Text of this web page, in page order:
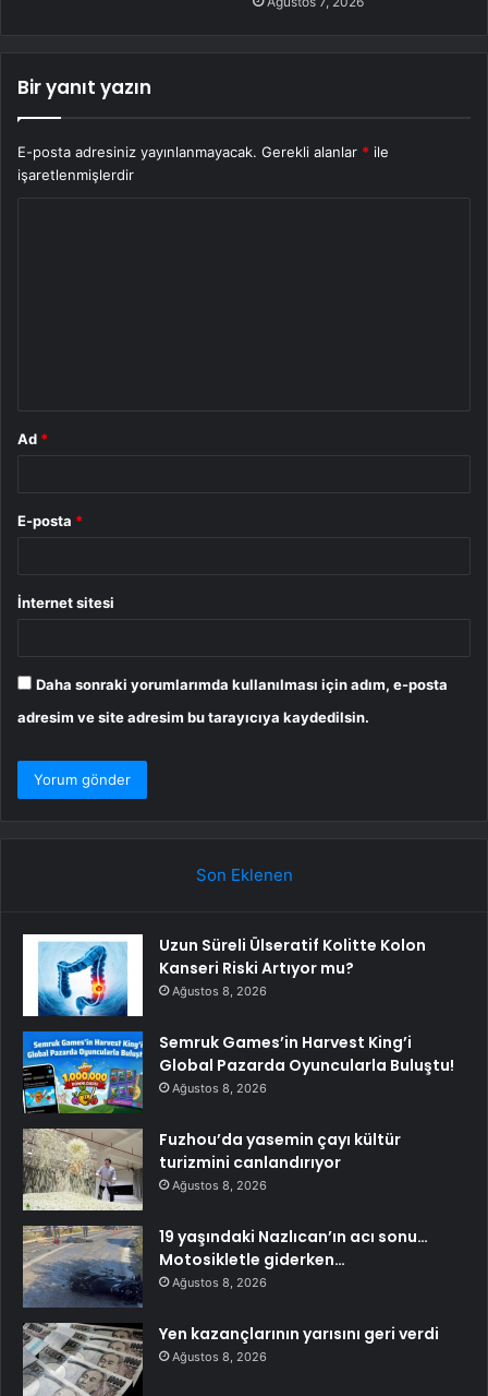
Bir yanıt yazın
E-posta adresiniz yayınlanmayacak. Gerekli alanlar * ile
işaretlenmişlerdir
Ad *
E-posta *
İnternet sitesi
Daha sonraki yorumlarımda kullanılması için adım, e-posta
adresim ve site adresim bu tarayıcıya kaydedilsin.
Son Eklenen
Uzun Süreli Ülseratif Kolitte Kolon
Kanseri Riski Artıyor mu?
Ağustos 8, 2026
Semruk Games’in Harvest King’i
Global Pazarda Oyuncularla Buluştu!
Ağustos 8, 2026
Fuzhou’da yasemin çayı kültür
turizmini canlandırıyor
Ağustos 8, 2026
19 yaşındaki Nazlıcan’ın acı sonu…
Motosikletle giderken…
Ağustos 8, 2026
Yen kazançlarının yarısını geri verdi
Ağustos 8, 2026